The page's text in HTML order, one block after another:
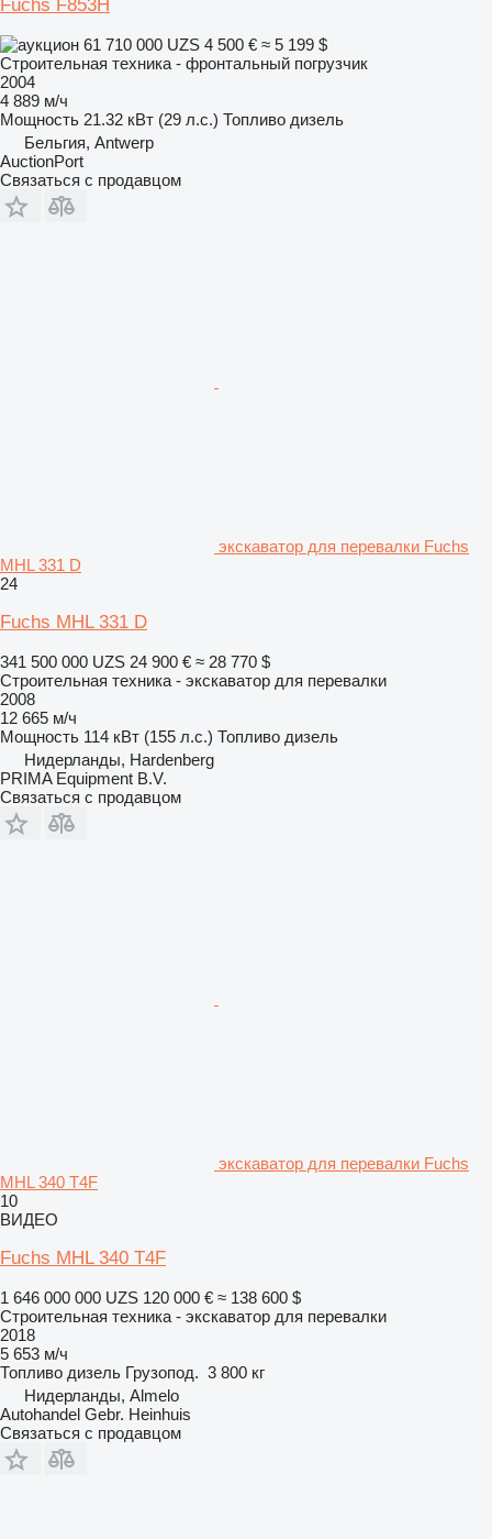
Fuchs F853H
61 710 000 UZS 4 500 € ≈ 5 199 $
Строительная техника - фронтальный погрузчик
2004
4 889 м/ч
Мощность 21.32 кВт (29 л.с.) Топливо дизель
Бельгия, Antwerp
AuctionPort
Связаться с продавцом
экскаватор для перевалки Fuchs
MHL 331 D
24
Fuchs MHL 331 D
341 500 000 UZS 24 900 € ≈ 28 770 $
Строительная техника - экскаватор для перевалки
2008
12 665 м/ч
Мощность 114 кВт (155 л.с.) Топливо дизель
Нидерланды, Hardenberg
PRIMA Equipment B.V.
Связаться с продавцом
экскаватор для перевалки Fuchs
MHL 340 T4F
10
ВИДЕО
Fuchs MHL 340 T4F
1 646 000 000 UZS 120 000 € ≈ 138 600 $
Строительная техника - экскаватор для перевалки
2018
5 653 м/ч
Топливо дизель Грузопод. 3 800 кг
Нидерланды, Almelo
Autohandel Gebr. Heinhuis
Связаться с продавцом